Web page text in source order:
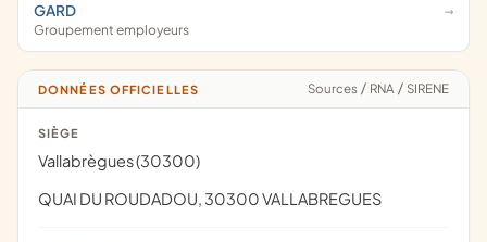
GARD
Groupement employeurs
DONNÉES OFFICIELLES Sources / RNA / SIRENE
SIÈGE
Vallabrègues (30300)
QUAI DU ROUDADOU, 30300 VALLABREGUES